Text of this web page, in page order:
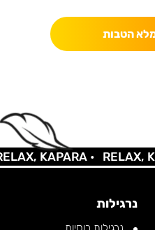
הטבות
KAPARA • RELAX,
נרגילות